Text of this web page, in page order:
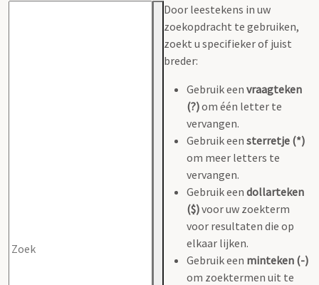
Door leestekens in uw
zoekopdracht te gebruiken,
zoekt u specifieker of juist
breder:
Gebruik een vraagteken
(?)om één letter te
vervangen.
Gebruik een sterretje (*)
om meer letters te
vervangen.
Gebruik een dollarteken
($)voor uw zoekterm
voor resultaten die op
elkaar lijken.
Gebruik een minteken (-)
om zoektermen uit te